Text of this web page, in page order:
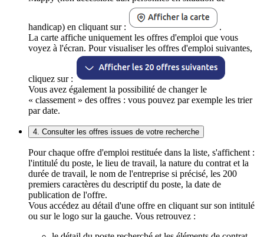
handicap) en cliquant sur :
.
La carte affiche uniquement les offres d'emploi que vous
voyez à l'écran. Pour visualiser les offres d'emploi suivantes,
cliquez sur :
Vous avez également la possibilité de changer le
« classement » des offres : vous pouvez par exemple les trier
par date.
4. Consulter les offres issues de votre recherche
Pour chaque offre d'emploi restituée dans la liste, s'affichent :
l'intitulé du poste, le lieu de travail, la nature du contrat et la
durée de travail, le nom de l'entreprise si précisé, les 200
premiers caractères du descriptif du poste, la date de
publication de l'offre.
Vous accédez au détail d'une offre en cliquant sur son intitulé
ou sur le logo sur la gauche. Vous retrouvez :